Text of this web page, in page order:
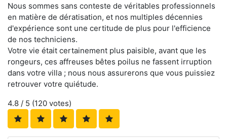
Nous sommes sans conteste de véritables professionnels
en matière de dératisation, et nos multiples décennies
d'expérience sont une certitude de plus pour l'efficience
de nos techniciens.
Votre vie était certainement plus paisible, avant que les
rongeurs, ces affreuses bêtes poilus ne fassent irruption
dans votre villa ; nous nous assurerons que vous puissiez
retrouver votre quiétude.
4.8 / 5 (120 votes)